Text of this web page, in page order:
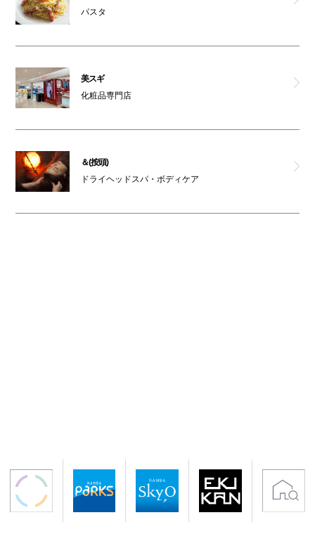
パスタ
美スギ
化粧品専門店
＆(按頭)
ドライヘッドスパ・ボディケア